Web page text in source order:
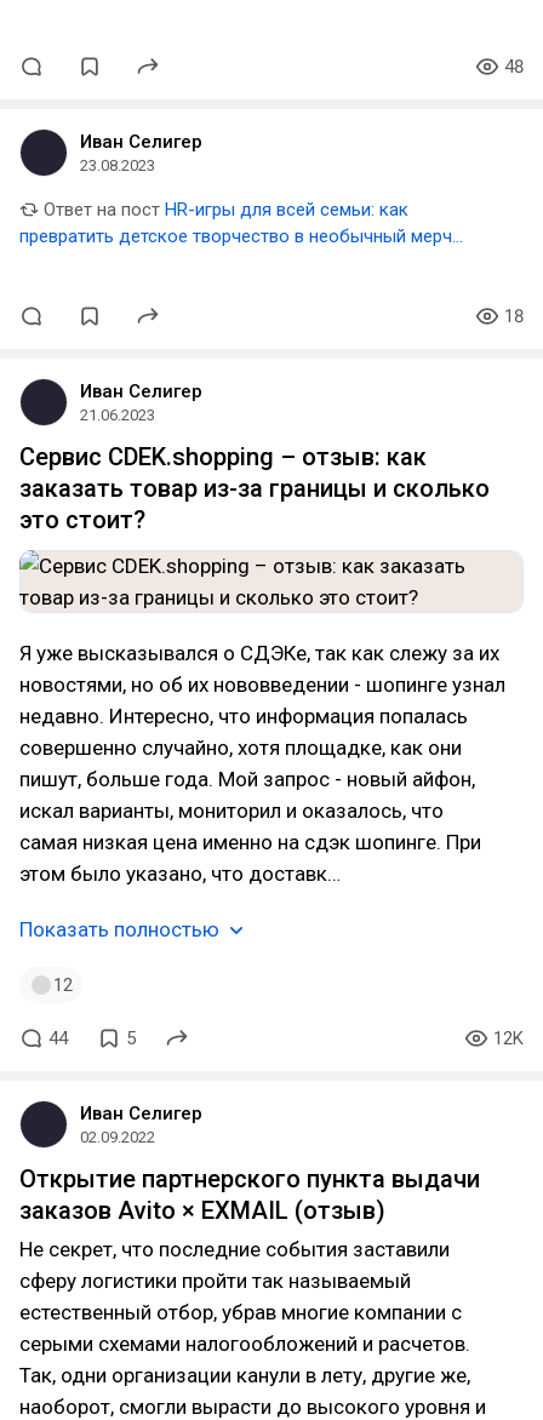
48
Иван Селигер
23.08.2023
Ответ на пост HR-игры для всей семьи: как
превратить детское творчество в необычный мерч
18
Иван Селигер
21.06.2023
Сервис CDEK.shopping – отзыв: как
заказать товар из-за границы и сколько
это стоит?
Я уже высказывался о СДЭКе, так как слежу за их
новостями, но об их нововведении - шопинге узнал
недавно. Интересно, что информация попалась
совершенно случайно, хотя площадке, как они
пишут, больше года. Мой запрос - новый айфон,
искал варианты, мониторил и оказалось, что
самая низкая цена именно на сдэк шопинге. При
этом было указано, что доставк…
Показать полностью
12
44 5 12K
Иван Селигер
02.09.2022
Открытие партнерского пункта выдачи
заказов Avito × EXMAIL (отзыв)
Не секрет, что последние события заставили
сферу логистики пройти так называемый
естественный отбор, убрав многие компании с
серыми схемами налогообложений и расчетов.
Так, одни организации канули в лету, другие же,
наоборот, смогли вырасти до высокого уровня и